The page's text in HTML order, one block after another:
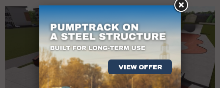
VIEW OFFER